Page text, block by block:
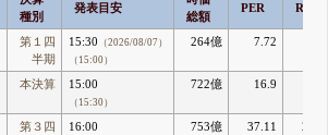
種別
発表目安
総額
PER ROE
第１四
半期
15:30 （2026/08/07）
（15:00）
264億 7.72
本決算 15:00
（15:30）
722億 16.9
第３四
16:00 753億 37.11